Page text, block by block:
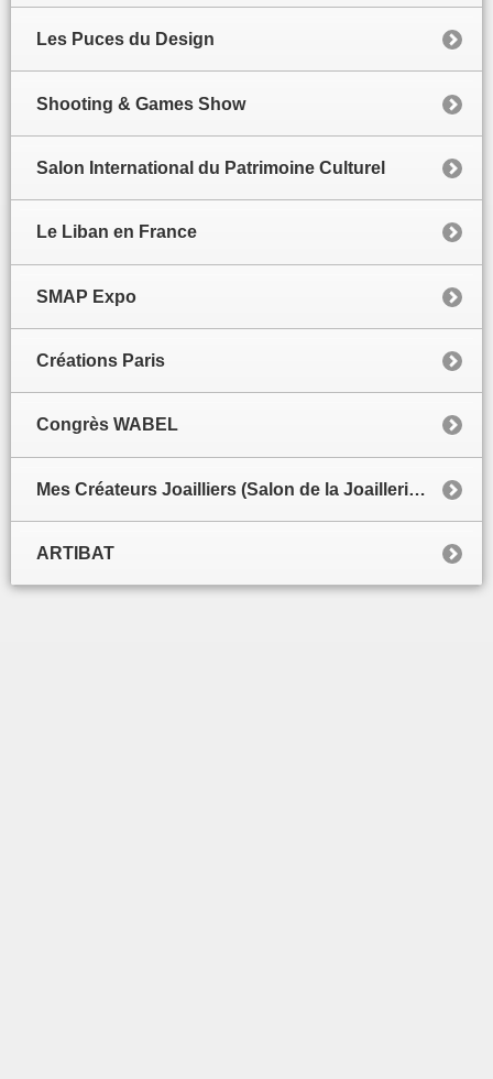
Les Puces du Design
Shooting & Games Show
Salon International du Patrimoine Culturel
Le Liban en France
SMAP Expo
Créations Paris
Congrès WABEL
Mes Créateurs Joailliers (Salon de la Joaillerie de luxe)
ARTIBAT